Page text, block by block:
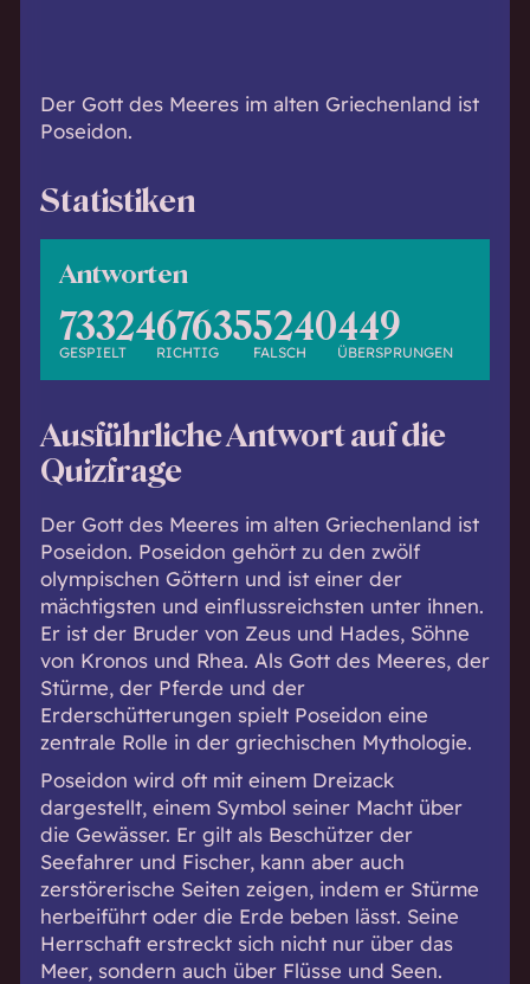
Der Gott des Meeres im alten Griechenland ist
Poseidon.
Statistiken
Antworten
73324
GESPIELT
67635
RICHTIG
5240
FALSCH
449
ÜBERSPRUNGEN
Ausführliche Antwort auf die
Quizfrage
Der Gott des Meeres im alten Griechenland ist
Poseidon. Poseidon gehört zu den zwölf
olympischen Göttern und ist einer der
mächtigsten und einflussreichsten unter ihnen.
Er ist der Bruder von Zeus und Hades, Söhne
von Kronos und Rhea. Als Gott des Meeres, der
Stürme, der Pferde und der
Erderschütterungen spielt Poseidon eine
zentrale Rolle in der griechischen Mythologie.
Poseidon wird oft mit einem Dreizack
dargestellt, einem Symbol seiner Macht über
die Gewässer. Er gilt als Beschützer der
Seefahrer und Fischer, kann aber auch
zerstörerische Seiten zeigen, indem er Stürme
herbeiführt oder die Erde beben lässt. Seine
Herrschaft erstreckt sich nicht nur über das
Meer, sondern auch über Flüsse und Seen.